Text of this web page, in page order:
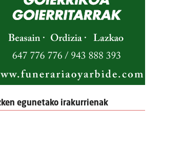
egunetako irakurrienak